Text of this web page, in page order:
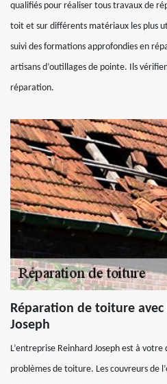
qualifiés pour réaliser tous travaux de
toit et sur différents matériaux les plus
suivi des formations approfondies en
artisans d’outillages de pointe. Ils
réparation.
Réparation de toiture avec
Joseph
L’entreprise Reinhard Joseph est à
problèmes de toiture. Les couvreurs de